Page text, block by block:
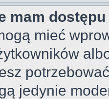
mam
mieć
jedynie